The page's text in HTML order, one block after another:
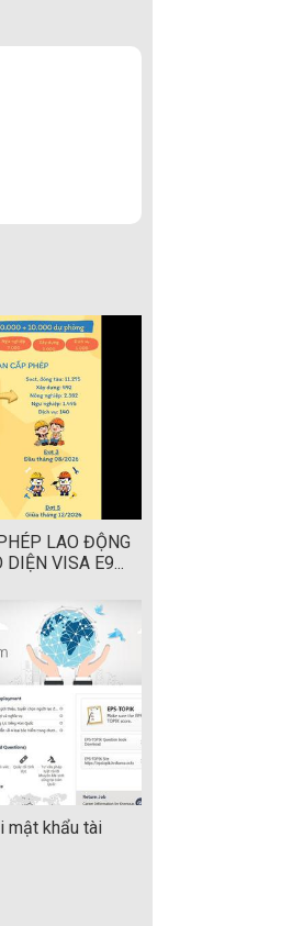
LAO ĐỘNG
DIỆN VISA E9...
mật khẩu tài